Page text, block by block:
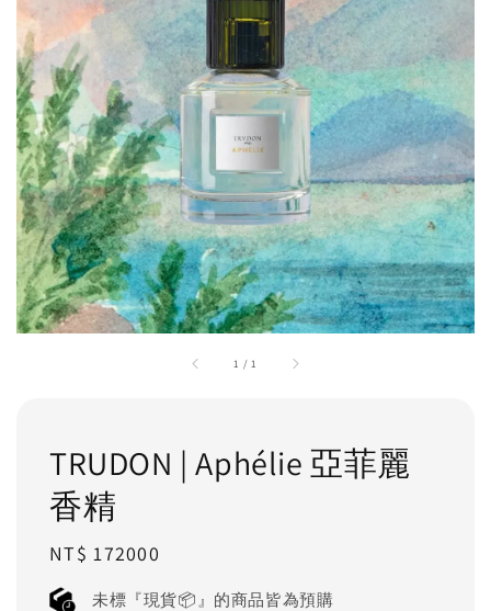
1 / 1
TRUDON | Aphélie 亞菲麗
香精
Regular
price
NT$ 172000
未標『現貨📦』的商品皆為預購